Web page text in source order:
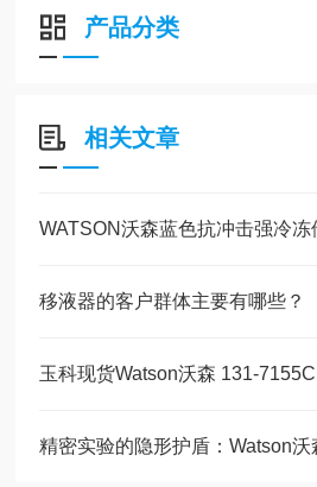
产品分类
相关文章
移液器的客户群体主要有哪些？